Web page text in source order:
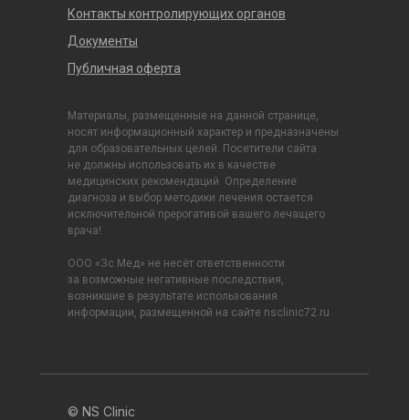
Контакты контролирующих органов
Документы
Публичная оферта
Материалы, размещенные на данной странице,
носят информационный характер и предназначены
для образовательных целей. Посетители сайта
не должны использовать их в качестве
медицинских рекомендаций. Определение
диагноза и выбор методики лечения остается
исключительной прерогативой вашего лечащего
врача!
ООО «Зс Мед» не несёт ответственности
за возможные негативные последствия,
возникшие в результате использования
информации, размещенной на сайте nsclinic72.ru
© NS Clinic